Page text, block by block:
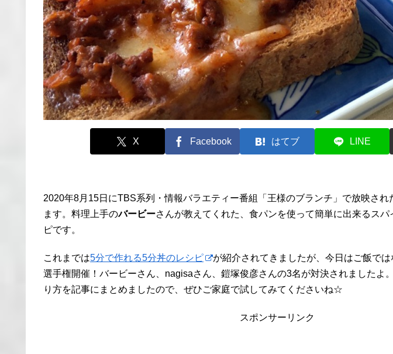
X Facebook はてブ LINE
2020年8月15日にTBS系列・情報バラエティー番組「王様のブランチ」で放映され
ます。料理上手のバービーさんが教えてくれた、食パンを使って簡単に出来るスパ
ピです。
これまでは5分で作れる5分丼のレシピ
が紹介されてきましたが、今日はご飯で
選手権開催！バービーさん、nagisaさん、鎧塚俊彦さんの3名が対決されましたよ
り方を記事にまとめましたので、ぜひご家庭で試してみてくださいね☆
スポンサーリンク